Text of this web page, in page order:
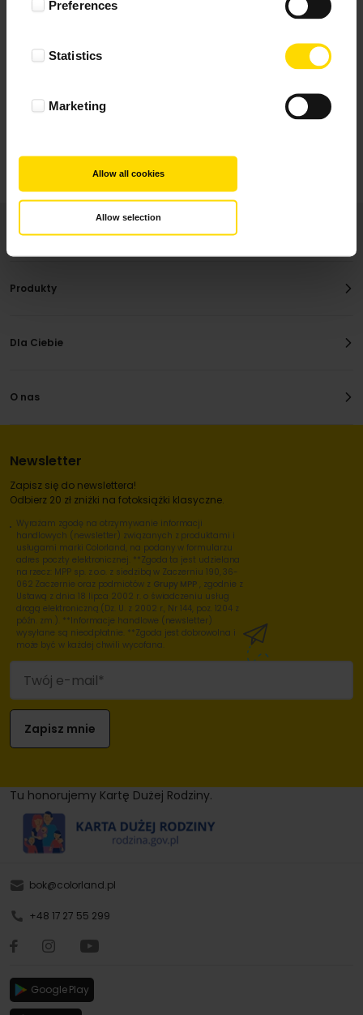
Preferences
Statistics
Marketing
Allow all cookies
Allow selection
Najbardziej pomocne oceny, które doradzą Ci
Produkty
Dla Ciebie
O nas
Newsletter
Zapisz się do newslettera!
Odbierz 20 zł zniżki na fotoksiążki klasyczne.
Wyrażam zgodę na otrzymywanie informacji
handlowych (newsletter) związanych z produktami i
usługami marki Colorland, na podany w formularzu
adres poczty elektronicznej. **Zgoda ta jest udzielana
na rzecz: MPP sp. z o.o. z siedzibą w Zaczerniu 190, 36-
062 Zaczernie oraz podmiotów z Grupy MPP , zgodnie z
Ustawą z dnia 18 lipca 2002 r. o świadczeniu usług
drogą elektroniczną (Dz. U. z 2002 r., Nr 144, poz. 1204 z
późn. zm.). **Informacje handlowe (newsletter)
wysyłane są nieodpłatnie. **Zgoda jest dobrowolna i
może być w każdej chwili wycofana.
Tu honorujemy Kartę Dużej Rodziny.
bok@colorland.pl
+48 17 27 55 299
Google Play